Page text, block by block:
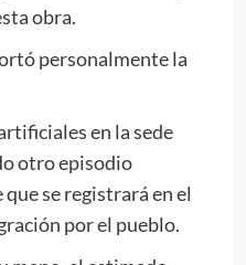
obra.
personalmente la
en la sede
otro episodio
se registrará en el
por el pueblo.